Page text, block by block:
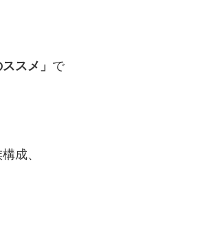
スメ」 で
成、